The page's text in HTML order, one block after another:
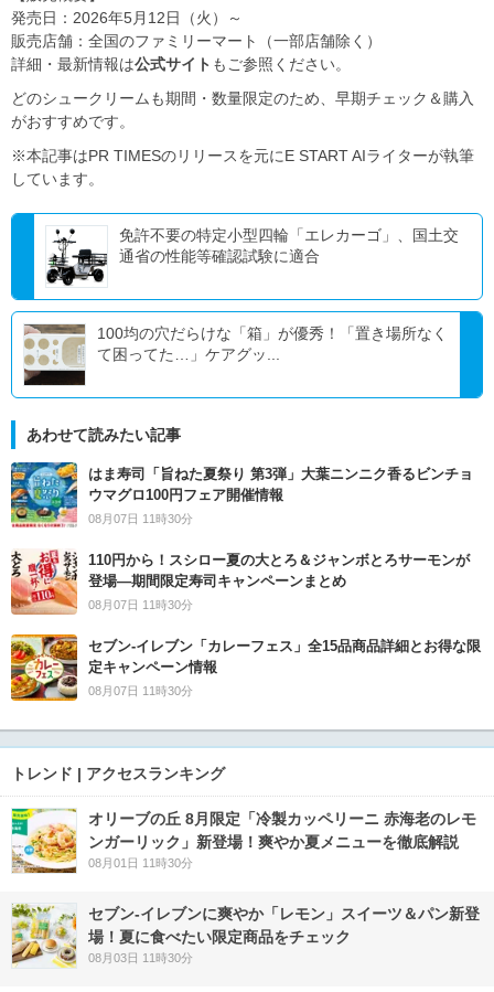
発売日：2026年5月12日（火）～
販売店舗：全国のファミリーマート（一部店舗除く）
詳細・最新情報は公式サイト もご参照ください。
どのシュークリームも期間・数量限定のため、早期チェック＆購入
がおすすめです。
※本記事はPR TIMESのリリースを元にE START AIライターが執筆
しています。
免許不要の特定小型四輪「エレカーゴ」、国土交
通省の性能等確認試験に適合
100均の穴だらけな「箱」が優秀！「置き場所なく
て困ってた…」ケアグッ...
あわせて読みたい記事
はま寿司「旨ねた夏祭り 第3弾」大葉ニンニク香るビンチョ
ウマグロ100円フェア開催情報
08月07日 11時30分
110円から！スシロー夏の大とろ＆ジャンボとろサーモンが
登場―期間限定寿司キャンペーンまとめ
08月07日 11時30分
セブン‐イレブン「カレーフェス」全15品商品詳細とお得な限
定キャンペーン情報
08月07日 11時30分
トレンド | アクセスランキング
オリーブの丘 8月限定「冷製カッペリーニ 赤海老のレモ
ンガーリック」新登場！爽やか夏メニューを徹底解説
08月01日 11時30分
セブン‐イレブンに爽やか「レモン」スイーツ＆パン新登
場！夏に食べたい限定商品をチェック
08月03日 11時30分